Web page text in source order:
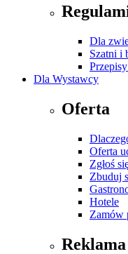
Dla
Szatni i
Dla Wystawcy
Oferta
Oferta
Zgłoś
Zbuduj
Hotele
Zamów
Reklama